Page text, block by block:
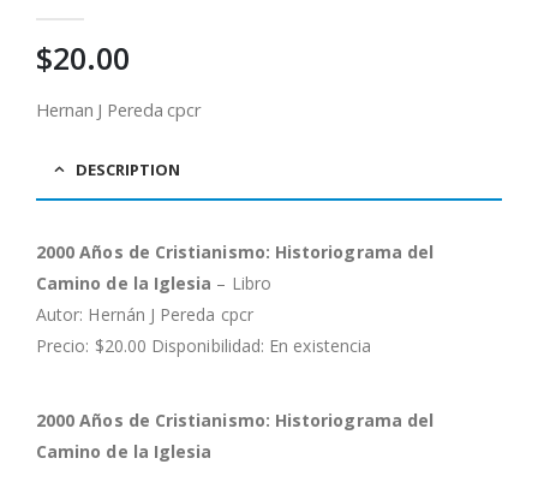
$20.00
Hernan J Pereda cpcr
DESCRIPTION
2000 Años de Cristianismo: Historiograma del
Camino de la Iglesia – Libro
Autor: Hernán J Pereda cpcr
Precio: $20.00 Disponibilidad: En existencia
2000 Años de Cristianismo: Historiograma del
Camino de la Iglesia